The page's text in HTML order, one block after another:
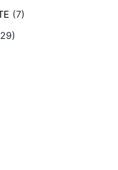
(7)